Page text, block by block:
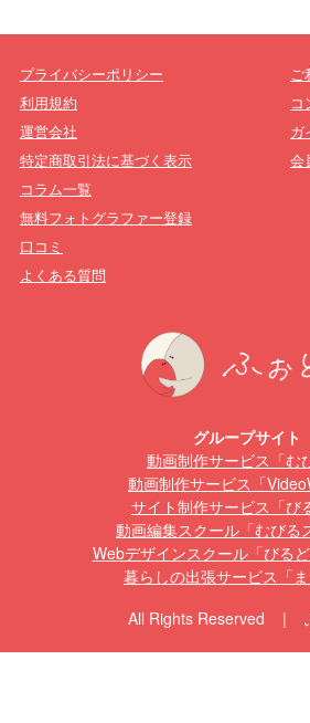
プライバシーポリシー
利用規約
運営会社
特定商取引法に基づく表示
ご
コ
ガ
会
コラム一覧
無料フォトグラファー登録
口コミ
よくある質問
グループサイト
動画制作サービス「む
動画制作サービス「
サイト制作サービス「び
動画編集スクール「むびる
Webデザインスクール「びるど
暮らしの出張サービス「ま
All Rights Reserved |